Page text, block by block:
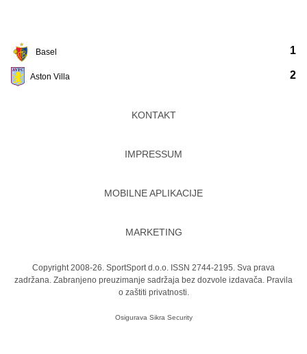
Basel
Aston Villa
1
2
KONTAKT
IMPRESSUM
MOBILNE APLIKACIJE
MARKETING
Copyright 2008-26. SportSport d.o.o. ISSN 2744-2195. Sva prava
zadržana. Zabranjeno preuzimanje sadržaja bez dozvole izdavača. Pravila
o zaštiti privatnosti.
Osigurava Sikra Security